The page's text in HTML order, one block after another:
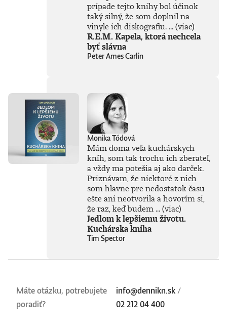
prípade tejto knihy bol účinok
taký silný, že som doplnil na
vinyle ich diskografiu. ...(viac)
R.E.M. Kapela, ktorá nechcela
byť slávna
Peter Ames Carlin
Monika Tódová
Mám doma veľa kuchárskych
kníh, som tak trochu ich zberateľ,
a vždy ma potešia aj ako darček.
Priznávam, že niektoré z nich
som hlavne pre nedostatok času
ešte ani neotvorila a hovorím si,
že raz, keď budem ...(viac)
Jedlom k lepšiemu životu.
Kuchárska kniha
Tim Spector
Máte otázku, potrebujete
poradiť?
info@dennikn.sk /
02 212 04 400